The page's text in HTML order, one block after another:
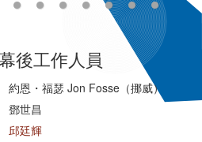
後工作人員
約恩・福瑟 Jon Fosse（挪威）
鄧世昌
邱廷輝